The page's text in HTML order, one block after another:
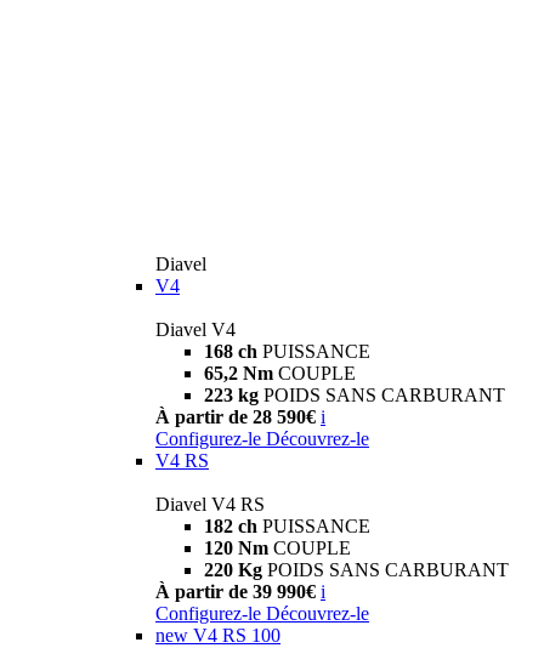
Diavel
V4
Diavel V4
168 ch PUISSANCE
65,2 Nm COUPLE
223 kg POIDS SANS CARBURANT
À partir de 28 590€ i
Configurez-le Découvrez-le
V4 RS
Diavel V4 RS
182 ch PUISSANCE
120 Nm COUPLE
220 Kg POIDS SANS CARBURANT
À partir de 39 990€ i
Configurez-le Découvrez-le
new V4 RS 100